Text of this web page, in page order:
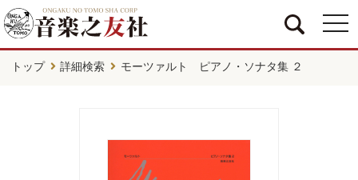
トップ 詳細検索 モーツァルト ピアノ・ソナタ集 ２